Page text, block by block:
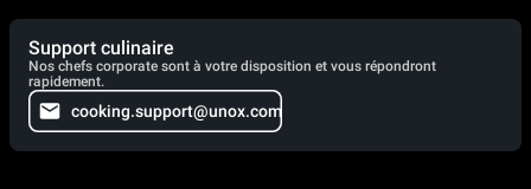
Support culinaire
Nos chefs corporate sont à votre disposition et vous répondront
rapidement.
cooking.support@unox.com